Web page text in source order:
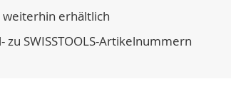
erhältlich
SWISSTOOLS-Artikelnummern